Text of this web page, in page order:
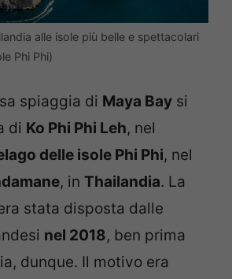
alle isole più belle e spettacolari
Phi Phi)
spiaggia di Maya Bay si
di Ko Phi Phi Leh, nel
delle isole Phi Phi, nel
, in Thailandia. La
stata disposta dalle
nel 2018, ben prima
dunque. Il motivo era